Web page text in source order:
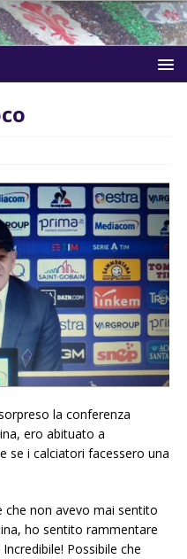
la conferenza
ero abituato a
se i calciatori facessero una
che non avevo mai sentito
ho sentito rammentare
Possibile che